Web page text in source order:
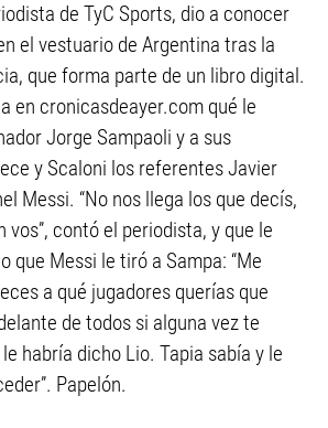
de TyC Sports, dio a conocer
el vestuario de Argentina tras la
que forma parte de un libro digital.
en cronicasdeayer.com qué le
Jorge Sampaoli y a sus
y Scaloni los referentes Javier
Messi. “No nos llega los que decís,
vos”, contó el periodista, y que le
que Messi le tiró a Sampa: “Me
a qué jugadores querías que
de todos si alguna vez te
habría dicho Lio. Tapia sabía y le
Papelón.